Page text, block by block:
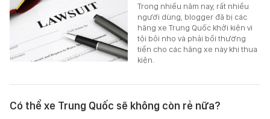
Trong nhiều năm nay, rất nhiều
người dùng, blogger đã bị các
hãng xe Trung Quốc khởi kiện vì
tội bôi nhọ và phải bồi thường
tiền cho các hãng xe này khi thua
kiện.
Có thể xe Trung Quốc sẽ không còn rẻ nữa?